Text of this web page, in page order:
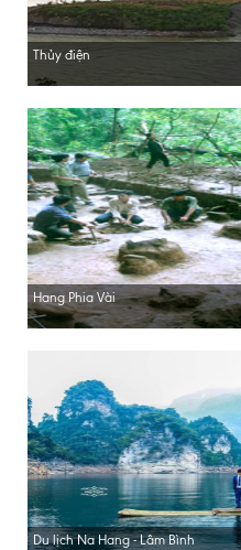
Thủy điện
Hang Phia Vài
Du lịch Na Hang - Lâm Bình